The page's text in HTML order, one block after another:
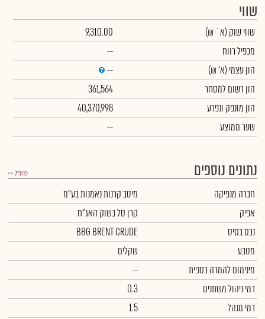
שווי
שווי שוק (א` ₪)
9,310.00
מכפיל רווח
--
הון עצמי (א' ₪)
--
הון רשום למסחר
361,564
הון מונפק ונפרע
40,370,998
שער ממוצע
--
נתונים נוספים פרופיל >>
חברה מנפיקה
מיטב קרנות נאמנות בע"מ
אפיק
קרן סל בשוק האג"ח
נכס בסיס
BBG BRENT CRUDE
מטבע
שקלים
מינימום להמרה כספית
--
דמי ניהול משתנים
0.3
דמי מנהל
1.5